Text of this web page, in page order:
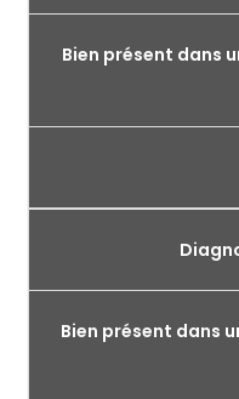
Bien présent dans
Bien présent dans